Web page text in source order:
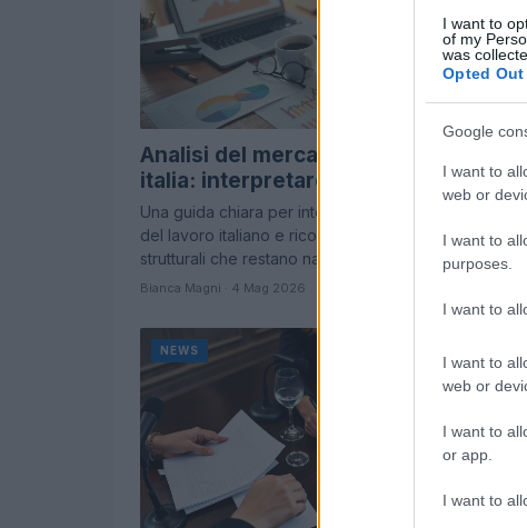
I want to
of my
was
Opted Out
Google
I want to
web or
I want to
purposes.
I want to
I want to
web or
I want to
or app.
I want to
Analisi del mercato del lavoro in
italia: interpretare dati e fragilità
Una guida chiara per interpretare i dati sul mercato
del lavoro italiano e riconoscere le debolezze
strutturali che restano nascoste dietro i…
Bianca Magni · 4 Mag 2026
NEWS